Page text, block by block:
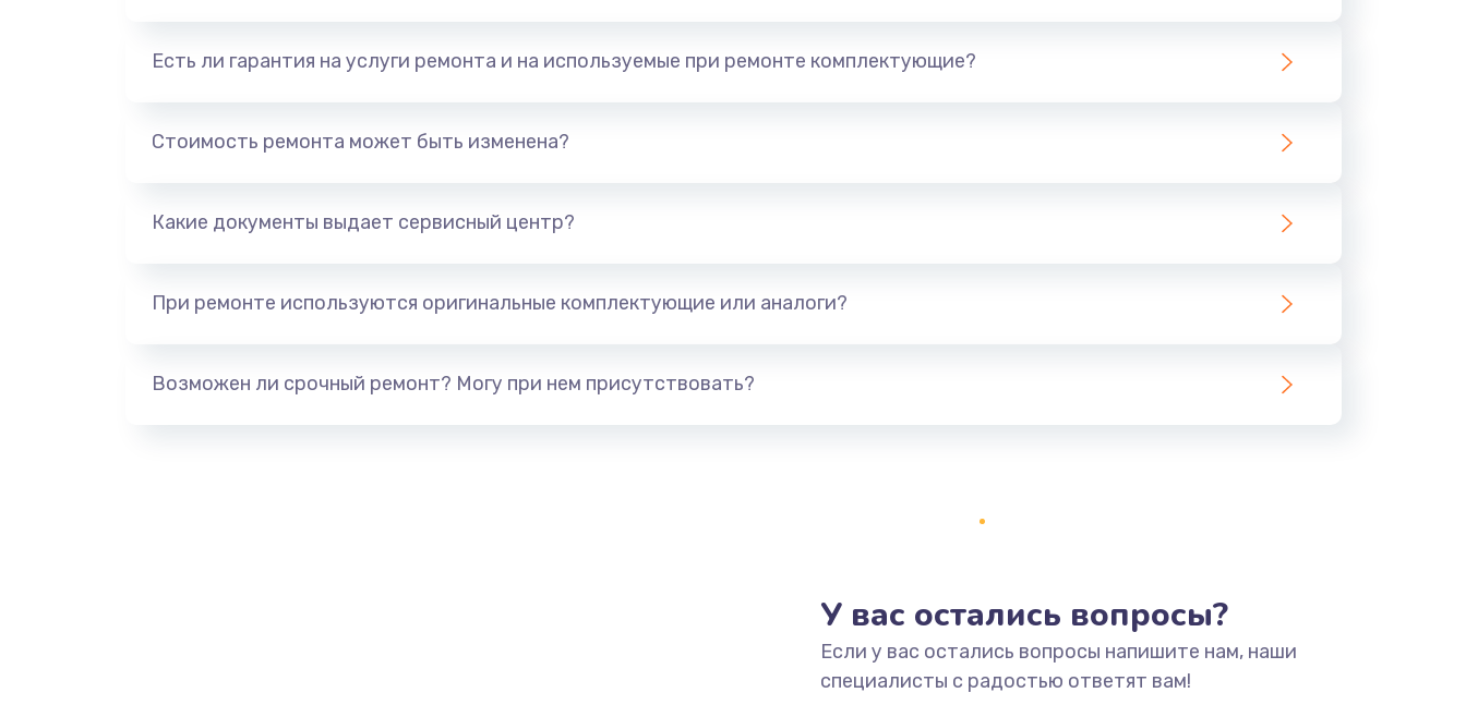
Есть ли гарантия на услуги ремонта и на используемые при ремонте комплектующие?
Стоимость ремонта может быть изменена?
Какие документы выдает сервисный центр?
При ремонте используются оригинальные комплектующие или аналоги?
Возможен ли срочный ремонт? Могу при нем присутствовать?
У вас остались вопросы?
Если у вас остались вопросы напишите нам, наши
специалисты с радостью ответят вам!